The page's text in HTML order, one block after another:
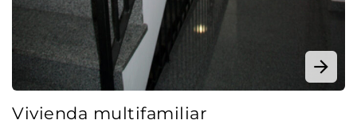
Vivienda multifamiliar